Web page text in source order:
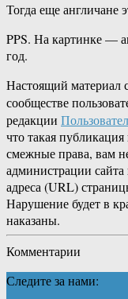
Тогда еще англичане
PPS. На картинке —
год.
Настоящий материал
сообществе
редакции
что такая
смежные права, вам
администрации
адреса (URL)
Нарушение будет в
наказаны.
Комментарии
Следите за нами: